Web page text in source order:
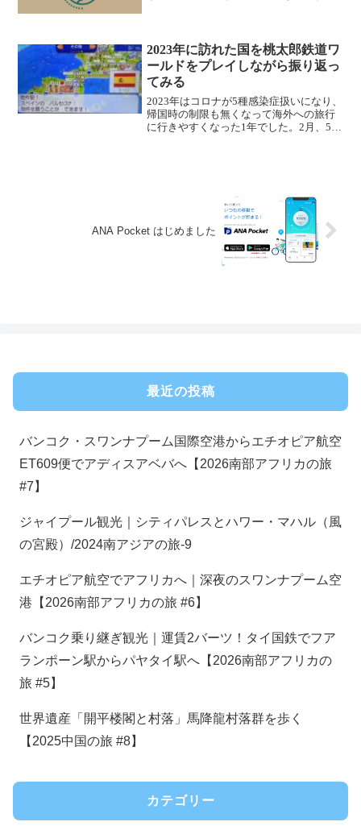
通機関の利用制限なし、...
2023年に訪れた国を桃太郎鉄道ワ
ールドをプレイしながら振り返っ
てみる
2023年はコロナが5種感染症扱いになり、
帰国時の制限も無くなって海外への旅行
に行きやすくなった1年でした。2月、5
ANA Pocket はじめました
最近の投稿
バンコク・スワンナプーム国際空港からエチオピア航空
ET609便でアディスアベバへ【2026南部アフリカの旅
#7】
ジャイプール観光｜シティパレスとハワー・マハル（風
の宮殿）/2024南アジアの旅-9
エチオピア航空でアフリカへ｜深夜のスワンナプーム空
港【2026南部アフリカの旅 #6】
バンコク乗り継ぎ観光｜運賃2バーツ！タイ国鉄でフア
ランポーン駅からパヤタイ駅へ【2026南部アフリカの
旅 #5】
世界遺産「開平楼閣と村落」馬降龍村落群を歩く
【2025中国の旅 #8】
カテゴリー